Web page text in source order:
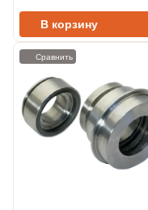
В корзину
Сравнить